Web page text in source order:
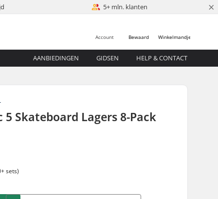
5+ mln. klanten ×
Winkelmandje
Bewaard
Account
AANBIEDINGEN GIDSEN HELP & CONTACT
5 Skateboard Lagers 8-Pack
sets)